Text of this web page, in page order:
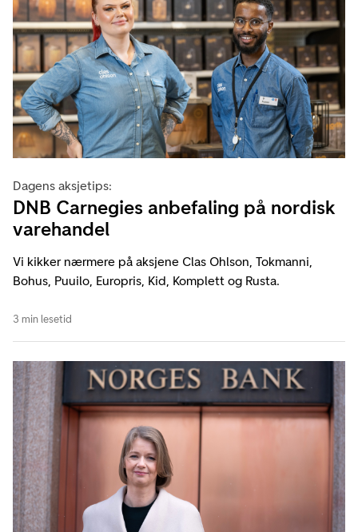
Dagens aksjetips:
DNB Carnegies anbefaling på nordisk
varehandel
Vi kikker nærmere på aksjene Clas Ohlson, Tokmanni,
Bohus, Puuilo, Europris, Kid, Komplett og Rusta.
3 min lesetid